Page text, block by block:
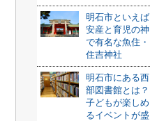
明石市といえば
安産と育児の神
で有名な魚住・
住吉神社
明石市にある西
部図書館とは？
子どもが楽しめ
るイベントが盛